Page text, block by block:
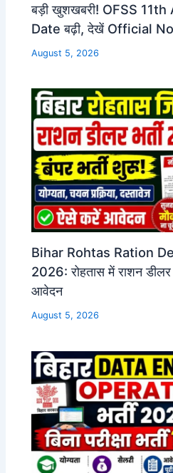
बड़ी खुशखबरी! OFSS
Date बढ़ी, देखें Official
August 5, 2026
Bihar Rohtas Ration
2026: रोहतास में राशन
आवेदन
August 5, 2026